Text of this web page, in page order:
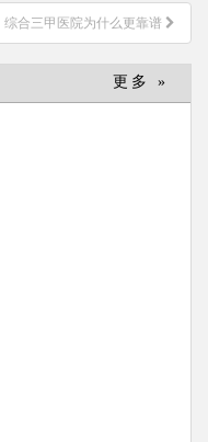
综合三甲医院为什么更靠谱
更多 »